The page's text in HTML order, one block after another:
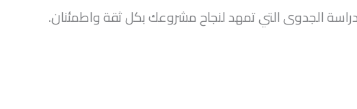
دراسة الجدوى التي تمهد لنجاح مشروعك بكل ثقة واطمئنان.